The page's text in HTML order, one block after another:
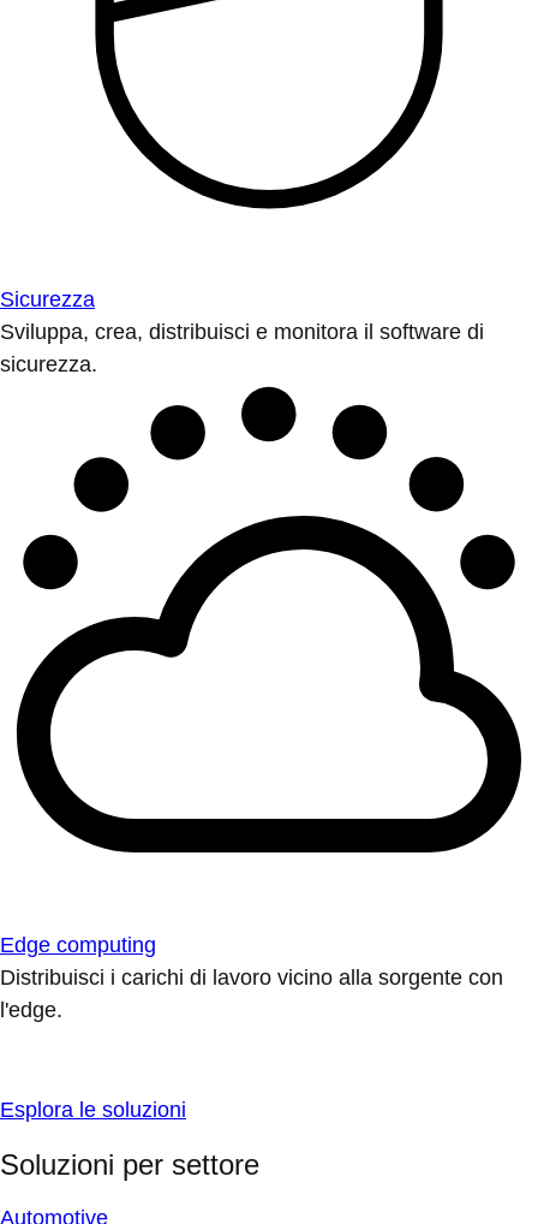
Sicurezza
Sviluppa, crea, distribuisci e monitora il software di
sicurezza.
Edge computing
Distribuisci i carichi di lavoro vicino alla sorgente con
l'edge.
Esplora le soluzioni
Soluzioni per settore
Automotive